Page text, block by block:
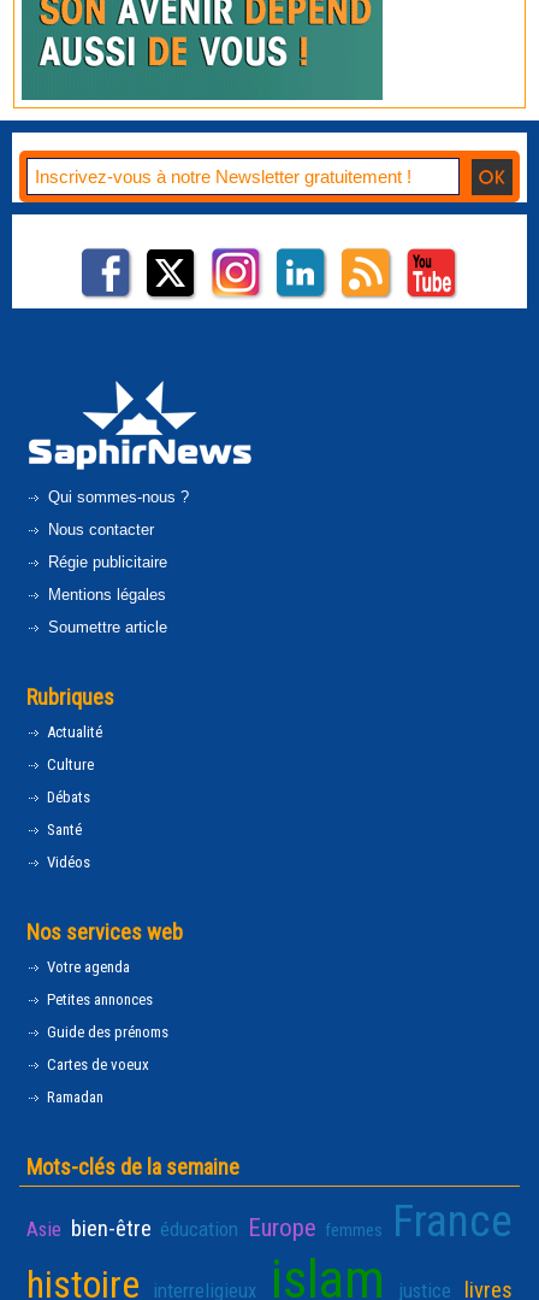
Qui sommes-nous ?
Nous contacter
Régie publicitaire
Mentions légales
Soumettre article
Rubriques
Actualité
Culture
Débats
Santé
Vidéos
Nos services web
Votre agenda
Petites annonces
Guide des prénoms
Cartes de voeux
Ramadan
Mots-clés de la semaine
Asie bien-être éducation Europe femmes France
histoire interreligieux islam justice livres